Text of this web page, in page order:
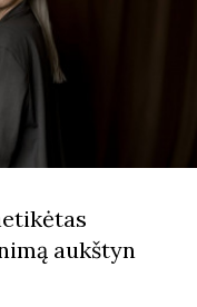
aukštyn